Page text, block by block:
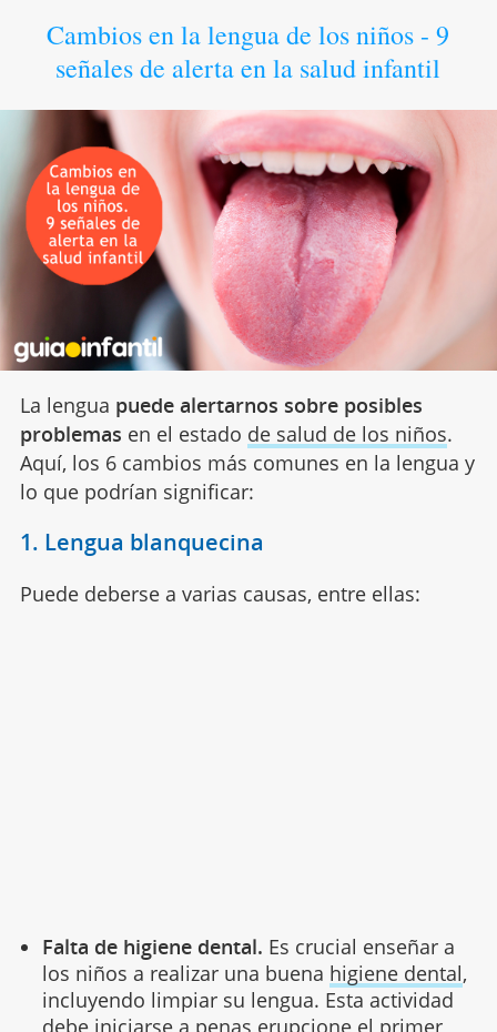
Cambios en la lengua de los niños - 9
señales de alerta en la salud infantil
La lengua puede alertarnos sobre posibles
problemas en el estado de salud de los niños.
Aquí, los 6 cambios más comunes en la lengua y
lo que podrían significar:
1. Lengua blanquecina
Puede deberse a varias causas, entre ellas:
Falta de higiene dental. Es crucial enseñar a
los niños a realizar una buena higiene dental,
incluyendo limpiar su lengua. Esta actividad
debe iniciarse a penas erupcione el primer